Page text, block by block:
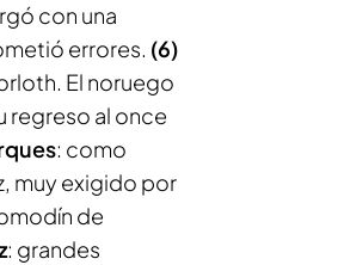
con una
errores. (6)
El noruego
regreso al once
: como
muy exigido por
de
: grandes